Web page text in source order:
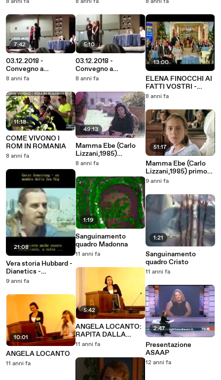
7:42
03.12.2018 -
Convegno a
Mirandola su Veleno -
8 anni fa
11:18
COME VIVONO I
ROM IN ROMANIA
8 anni fa
21:08
Vera storia Hubbard -
Dianetics -
Scientology
9 anni fa
10:01
ANGELA LOCANTO
11 anni fa
5:10
03.12.2018 -
Convegno a
Mirandola su Veleno -
8 anni fa
49:13
Mamma Ebe (Carlo
Lizzani,1985)
secondo tempo
8 anni fa
1:19
Sanguinamento
quadro Madonna
11 anni fa
5:42
ANGELA LOCANTO:
RAPITA DALLA
GIUSTIZIA ITALIANA
11 anni fa
13:00
ELENA FINOCCHI AI
FATTI VOSTRI -
Accusata di
8 anni fa
51:17
Mamma Ebe (Carlo
Lizzani,1985) primo
tempo
9 anni fa
1:21
Sanguinamento
quadro Cristo
11 anni fa
2:47
Presentazione
ASAAP
12 anni fa